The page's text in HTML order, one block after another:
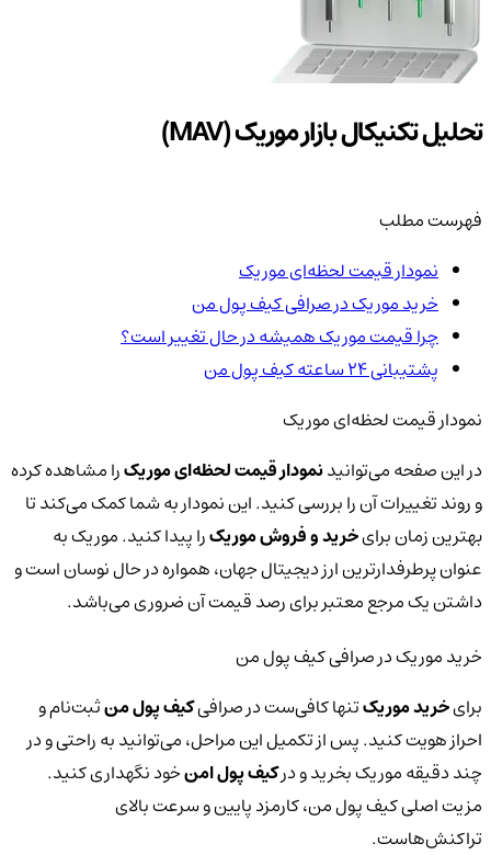
تحلیل تکنیکال بازار موریک (MAV)
فهرست مطلب
نمودار قیمت لحظه‌ای موریک
خرید موریک در صرافی کیف پول من
چرا قیمت موریک همیشه در حال تغییر است؟
پشتیبانی ۲۴ ساعته کیف پول من
نمودار قیمت لحظه‌ای موریک
در این صفحه می‌توانیدنمودار قیمت لحظه‌ای موریکرا مشاهده کرده
و روند تغییرات آن را بررسی کنید. این نمودار به شما کمک می‌کند تا
بهترین زمان برایخرید و فروش موریکرا پیدا کنید. موریک به
عنوان پرطرفدارترین ارز دیجیتال جهان، همواره در حال نوسان است و
داشتن یک مرجع معتبر برای رصد قیمت آن ضروری می‌باشد.
خرید موریک در صرافی کیف پول من
برایخرید موریکتنها کافی‌ست در صرافیکیف پول منثبت‌نام و
احراز هویت کنید. پس از تکمیل این مراحل، می‌توانید به راحتی و در
چند دقیقه موریک بخرید و درکیف پول امنخود نگهداری کنید.
مزیت اصلی کیف پول من، کارمزد پایین و سرعت بالای
تراکنش‌هاست.